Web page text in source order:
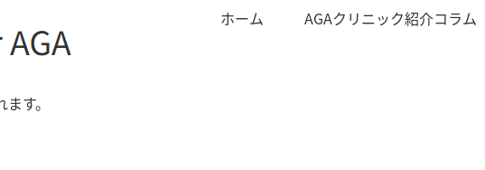
ホーム AGAクリニック紹介コラム
す。